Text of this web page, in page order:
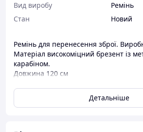
Вид виробу
Ремінь
Стан
Новий
Ремінь для перенесення зброї.
Матеріал високоміцний брезент із
карабіном.
Довжина 120 см
Детальніше